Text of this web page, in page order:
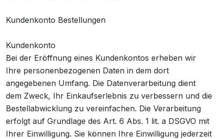
Kundenkonto Bestellungen
Kundenkonto
Bei der Eröffnung eines Kundenkontos erheben wir
Ihre personenbezogenen Daten in dem dort
angegebenen Umfang. Die Datenverarbeitung dient
dem Zweck, Ihr Einkaufserlebnis zu verbessern und die
Bestellabwicklung zu vereinfachen. Die Verarbeitung
erfolgt auf Grundlage des Art. 6 Abs. 1 lit. a DSGVO mit
Ihrer Einwilligung. Sie können Ihre Einwilligung jederzeit